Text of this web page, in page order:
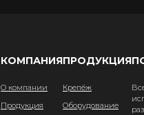
КОМПАНИЯ
О компании
Продукция
ПРОДУКЦИЯ
Крепёж
Оборудование